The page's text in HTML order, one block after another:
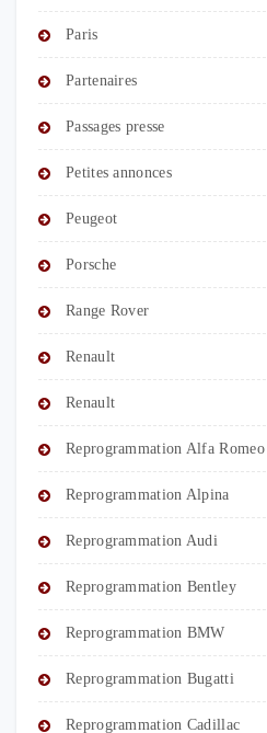
Paris
Partenaires
Passages presse
Petites annonces
Peugeot
Porsche
Range Rover
Renault
Renault
Reprogrammation Alfa Romeo
Reprogrammation Alpina
Reprogrammation Audi
Reprogrammation Bentley
Reprogrammation BMW
Reprogrammation Bugatti
Reprogrammation Cadillac